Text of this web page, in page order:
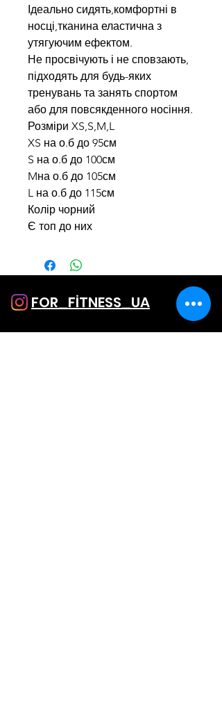
Ідеально сидять,комфортні в
носці,тканина еластична з
утягуючим ефектом.
Не просвічують і не сповзають,
підходять для будь-яких
тренувань та занять спортом
або для повсякденного носіння.
Розміри XS,S,M,L
XS на о.б до 95см
S на о.б до 100см
Mна о.б до 105см
L на о.б до 115см
Колір чорний
Є топ до них
FOR_FİTNESS_UA